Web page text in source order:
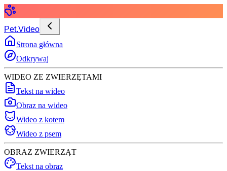
Pet.Video
Strona główna
Odkrywaj
WIDEO ZE ZWIERZĘTAMI
Tekst na wideo
Obraz na wideo
Wideo z kotem
Wideo z psem
OBRAZ ZWIERZĄT
Tekst na obraz